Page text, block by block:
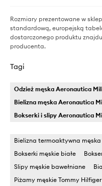
Rozmiary prezentowane w
standardową, europejską
dostarczonego produktu
producenta.
Tagi
Odzież męska Aeronautica
Bielizna męska Aeronautica
Bokserki i slipy Aeronautica
Bielizna termoaktywna męska
Bokserki męskie białe
Slipy męskie bawełniane
Piżamy męskie Tommy Hilfiger